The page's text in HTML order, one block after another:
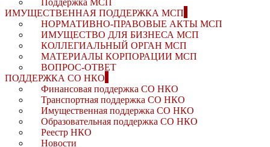
Поддержка МСП
ИМУЩЕСТВЕННАЯ ПОДДЕРЖКА МСП
НОРМАТИВНО-ПРАВОВЫЕ АКТЫ МСП
ИМУЩЕСТВО ДЛЯ БИЗНЕСА МСП
КОЛЛЕГИАЛЬНЫЙ ОРГАН МСП
МАТЕРИАЛЫ КОРПОРАЦИИ МСП
ВОПРОС-ОТВЕТ
ПОДДЕРЖКА СО НКО
Финансовая поддержка СО НКО
Транспортная поддержка СО НКО
Имущественная поддержка СО НКО
Образовательная поддержка СО НКО
Реестр НКО
Новости